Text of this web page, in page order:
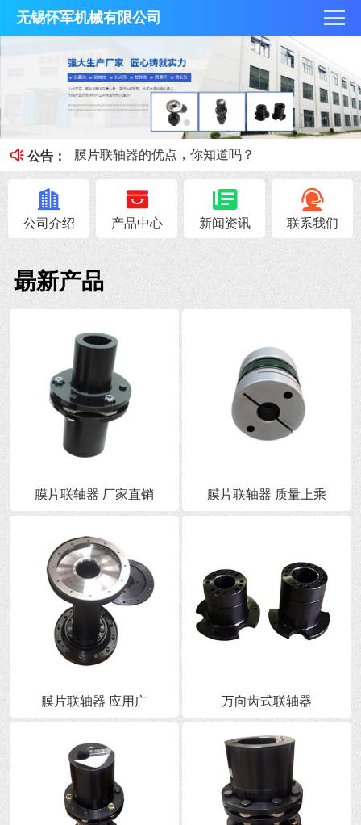
无锡怀军机械有限公司
公告：
膜片联轴器膜片的补偿原理，你知道吗？
梅花联轴器究竟是什么？
膜片联轴器的优点，你知道吗？
联轴器载荷情况及工作情况系数
联轴器安全性能避免与轴抱死的情况
公司介绍 产品中心 新闻资讯 联系我们
朂新产品
膜片联轴器 厂家直销 膜片联轴器 质量上乘
膜片联轴器 应用广 万向齿式联轴器